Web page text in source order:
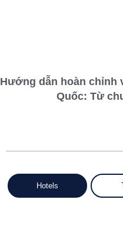
Hướng dẫn hoàn chỉnh
Quốc: Từ
Hotels